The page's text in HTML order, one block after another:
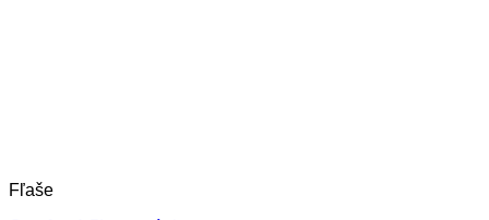
Fľaše